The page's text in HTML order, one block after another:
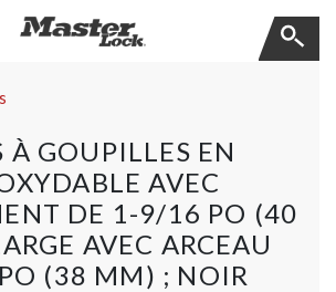
À GOUPILLES EN
AVEC
DE 1-9/16 PO (40
AVEC ARCEAU
(38 MM) ; NOIR